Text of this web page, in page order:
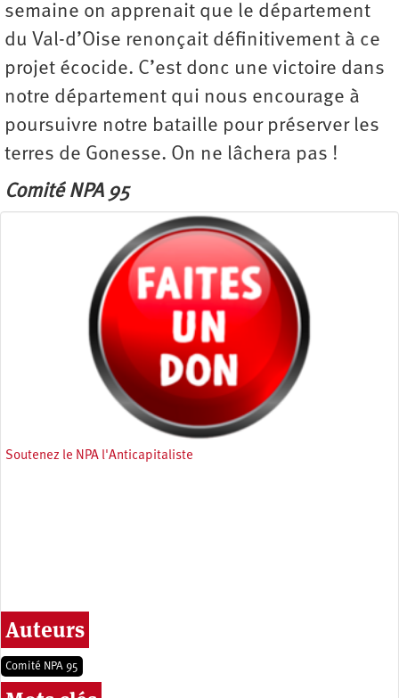
semaine on apprenait que le département
du Val-d’Oise renonçait définitivement à ce
projet écocide. C’est donc une victoire dans
notre département qui nous encourage à
poursuivre notre bataille pour préserver les
terres de Gonesse. On ne lâchera pas !
Comité NPA 95
Soutenez le NPA l'Anticapitaliste
Auteurs
Comité NPA 95